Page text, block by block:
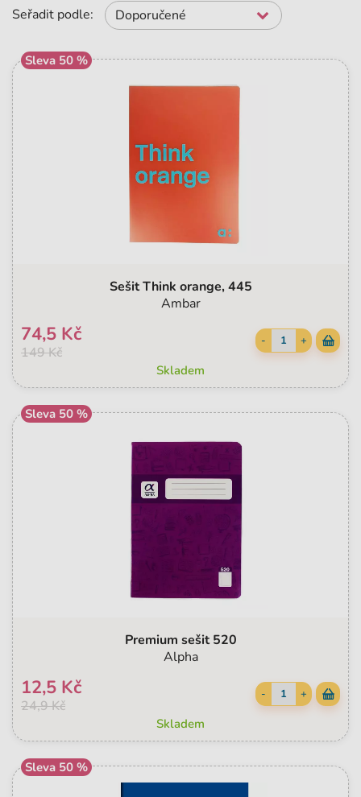
Seřadit podle: Doporučené
Sleva 50 %
Sešit Think orange, 445
Ambar
149 Kč
74,5 Kč - +
Skladem
Sleva 50 %
Premium sešit 520
Alpha
24,9 Kč
12,5 Kč - +
Skladem
Sleva 50 %